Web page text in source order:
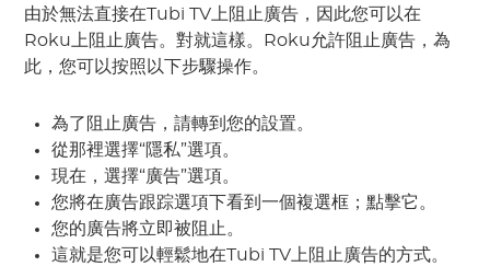
由於無法直接在Tubi TV上阻止廣告，因此您可以在
Roku上阻止廣告。對就這樣。Roku允許阻止廣告，為
此，您可以按照以下步驟操作。
為了阻止廣告，請轉到您的設置。
從那裡選擇“隱私”選項。
現在，選擇“廣告”選項。
您將在廣告跟踪選項下看到一個複選框；點擊它。
您的廣告將立即被阻止。
這就是您可以輕鬆地在Tubi TV上阻止廣告的方式。